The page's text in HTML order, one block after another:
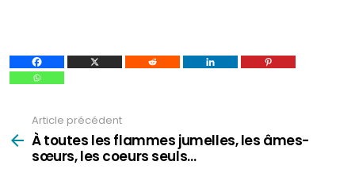
plus
Article précédent
À toutes les flammes jumelles, les âmes-
sœurs, les coeurs seuls…